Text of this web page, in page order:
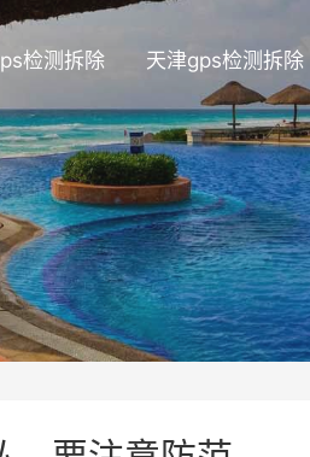
检测拆除 天津gps检测拆除